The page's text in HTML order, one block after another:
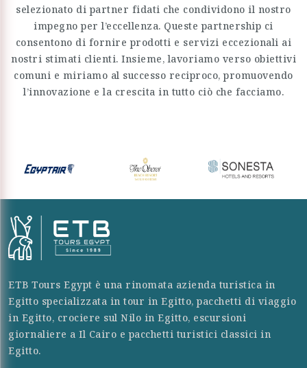
selezionato di partner fidati che condividono il nostro
impegno per l’eccellenza. Queste partnership ci
consentono di fornire prodotti e servizi eccezionali ai
nostri stimati clienti. Insieme, lavoriamo verso obiettivi
comuni e miriamo al successo reciproco, promuovendo
l’innovazione e la crescita in tutto ciò che facciamo.
ETB Tours Egypt è una rinomata azienda turistica in
Egitto specializzata in tour in Egitto, pacchetti di viaggio
in Egitto, crociere sul Nilo in Egitto, escursioni
giornaliere a Il Cairo e pacchetti turistici classici in
Egitto.